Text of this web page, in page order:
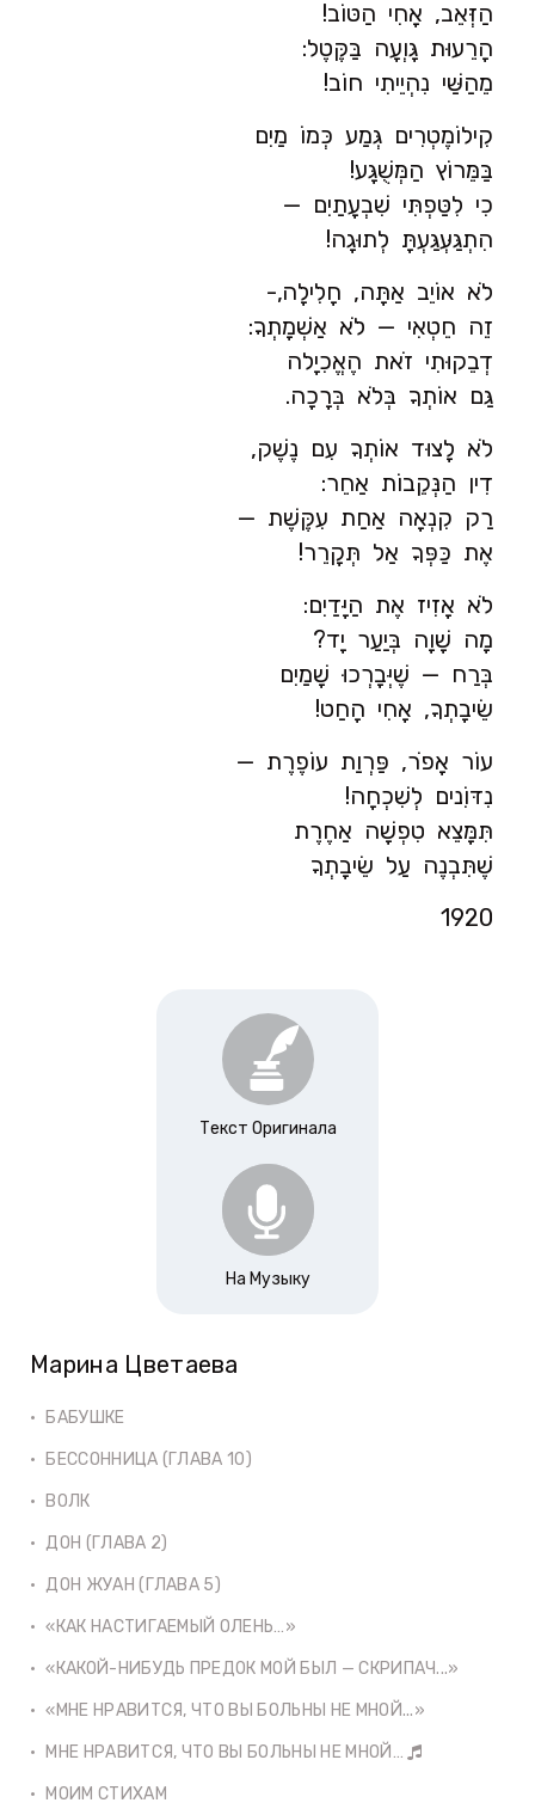
Марина Цветаева
БАБУШКЕ
БЕССОННИЦА (ГЛАВА 10)
ВОЛК
ДОН (ГЛАВА 2)
ДОН ЖУАН (ГЛАВА 5)
«КАК НАСТИГАЕМЫЙ ОЛЕНЬ…»
«КАКОЙ-НИБУДЬ ПРЕДОК МОЙ БЫЛ — СКРИПАЧ...»
«МНЕ НРАВИТСЯ, ЧТО ВЫ БОЛЬНЫ НЕ МНОЙ...»
МНЕ НРАВИТСЯ, ЧТО ВЫ БОЛЬНЫ НЕ МНОЙ…
МОИМ СТИХАМ
הַזְּאֵב, אָחִי הַטּוֹב!
הָרֵעוּת גָּוְעָה בַּקֶּטֶל:
מֵהַשַּׁי נִהְיֵיתִי חוֹב!
קִילוֹמֶטְרִים גְּמַע כְּמוֹ מַיִם
בַּמֵּרוֹץ הַמְּשֻׁגָּע!
כִי לִטַּפְתִּי שִׁבְעָתַיִם —
הִתְגַּעְּגַּעְתָּ לְתוּגָה!
לֹא אוֹיֵב אַתָּה, חָלִילָה,-
זֵה חֵטְאִי — לֹא אַשְׁמָתְךָ:
דְבֵקוּתִי זֹאת הֶאֱכִיָלה
גַּם אוֹתְךָ בְּלֹא בְּרָכָה.
לֹא לָצוּד אוֹתְךָ עִם נֶשֶׁק,
דִין הַנְּקֵבוֹת אַחֵר:
רַק קִנְאָה אַחַת עִקֶּשֶׁת —
אֶת כַּפְּךָ אַל תְּקָרֵר!
לֹא אָזִיז אֶת הַיָּדַיִם:
מָה שָׁוָה בְּיַעַר יָד?
בְּרַח — שֶׁיְּבָרְכוּ שָׁמַיִם
שֵׂיבָתְךָ, אָחִי הָחַט!
עוֹר אָפֹר, פַּרְוַת עוֹפֶרֶת —
נִדּוִֹנים לְשִׁכְחָה!
תִּמָּצֵא טִפְשָׁה אַחֶרֶת
שֶׁתִּבְנֶה עַל שֵׂיבָתְךָ
1920
Текст Оригинала
На Музыку